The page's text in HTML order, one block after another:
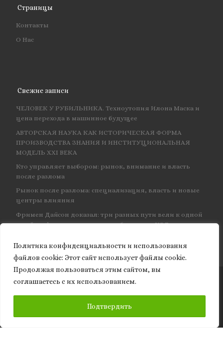
Политика конфиденциальности и использования
файлов сookie: Этот сайт использует файлы cookie.
Продолжая пользоваться этим сайтом, вы
соглашаетесь с их использованием.
Подтвердить
Страницы
Контакты
О Нас
Свежие записи
ЧЕЛОВЕК У РУБИЛЬНИКА. Техноутопия Илона Маска и
цена перехода в машинное будущее
АВТОРСКАЯ НАУКА КАК ИСТОРИЧЕСКАЯ ФОРМА
ПРОИЗВОДСТВА ЗНАНИЯ И ИНСТИТУЦИОНАЛЬНАЯ
МОДЕЛЬ XXI ВЕКА
Кто управляет выбором: рынок, внимание и власть
после разлома
Рынок после разлома: специализация, власть и новые
центры влияния
Фримен Дайсон доказал: три разных пути вели к одной
и той же физике — и навсегда объединил КЭД
© 2026Granite of science– Все права защищены